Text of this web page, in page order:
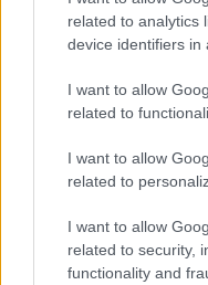
related to analytics
device identifiers in
I want to allow
related to
I want to allow
related to
I want to allow
related to security,
functionality and